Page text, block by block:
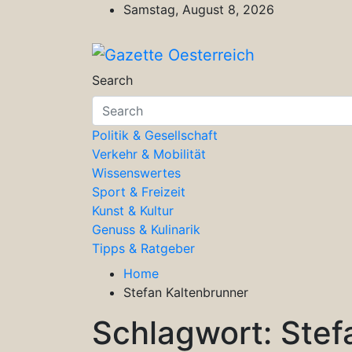
Samstag, August 8, 2026
Gazette Oesterreich
Magazin für Freizeit, Politik, Kultur
Search
Politik & Gesellschaft
Verkehr & Mobilität
Wissenswertes
Sport & Freizeit
Kunst & Kultur
Genuss & Kulinarik
Tipps & Ratgeber
Home
Stefan Kaltenbrunner
Schlagwort: